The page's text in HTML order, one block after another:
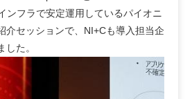
ンフラで安定運用しているパイオニ
介セッションで、NI+Cも導入担当企
た。